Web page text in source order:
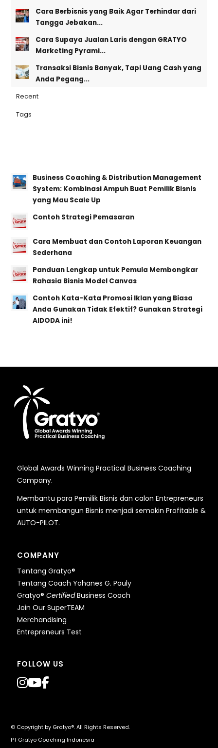
Cara Berbisnis yang Baik Agar Terhindar dari
Tangga Jebakan...
Cara Supaya Jualan Laris dengan GRATYO
Marketing Pyrami...
Transaksi Bisnis Banyak, Tapi Uang Cash yang
Anda Pegang...
Recent
Tags
Business Coaching & Distribution Management
System: Kombinasi Ampuh Buat Pemilik Bisnis
yang Mau Scale Up
Contoh Strategi Pemasaran
Cara Membuat dan Contoh Laporan Keuangan
Sederhana
Panduan Lengkap untuk Pemula Membongkar
Rahasia Bisnis Model Canvas
Contoh Kata-Kata Promosi Iklan yang Biasa
Anda Gunakan Tidak Efektif? Gunakan Strategi
AIDODA ini!
Global Awards Winning Practical Business Coaching
Company.
Membantu para Pemilik Bisnis dan calon Entrepreneurs
untuk membangun Bisnis menjadi semakin Profitable &
AUTO-PILOT.
COMPANY
Tentang Gratyo®
Tentang Coach Yohanes G. Pauly
Gratyo® CertifiedBusiness Coach
Join Our SuperTEAM
Merchandising
Entrepreneurs Test
FOLLOW US
© Copyright by Gratyo®. All Rights Reserved.
PT Gratyo Coaching Indonesia